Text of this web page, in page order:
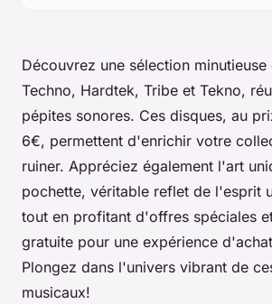
Découvrez une sélection
Techno, Hardtek, Tribe et Tekno,
pépites sonores. Ces disques, au
6€, permettent d'enrichir votre
ruiner. Appréciez également l'art
pochette, véritable reflet de l'esprit
tout en profitant d'offres spéciales
gratuite pour une expérience
Plongez dans l'univers vibrant de
musicaux!